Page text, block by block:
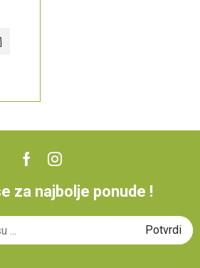
za najbolje ponude !